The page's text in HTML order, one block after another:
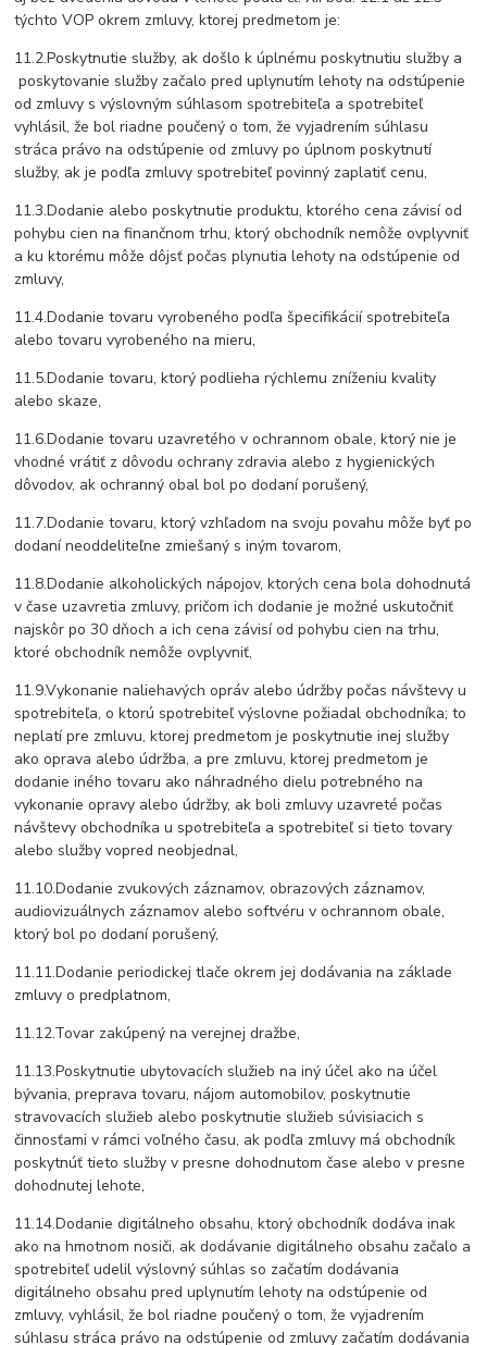
týchto VOP okrem zmluvy, ktorej predmetom je:
11.2.Poskytnutie služby, ak došlo k úplnému poskytnutiu služby a
poskytovanie služby začalo pred uplynutím lehoty na odstúpenie
od zmluvy s výslovným súhlasom spotrebiteľa a spotrebiteľ
vyhlásil, že bol riadne poučený o tom, že vyjadrením súhlasu
stráca právo na odstúpenie od zmluvy po úplnom poskytnutí
služby, ak je podľa zmluvy spotrebiteľ povinný zaplatiť cenu,
11.3.Dodanie alebo poskytnutie produktu, ktorého cena závisí od
pohybu cien na finančnom trhu, ktorý obchodník nemôže ovplyvniť
a ku ktorému môže dôjsť počas plynutia lehoty na odstúpenie od
zmluvy,
11.4.Dodanie tovaru vyrobeného podľa špecifikácií spotrebiteľa
alebo tovaru vyrobeného na mieru,
11.5.Dodanie tovaru, ktorý podlieha rýchlemu zníženiu kvality
alebo skaze,
11.6.Dodanie tovaru uzavretého v ochrannom obale, ktorý nie je
vhodné vrátiť z dôvodu ochrany zdravia alebo z hygienických
dôvodov, ak ochranný obal bol po dodaní porušený,
11.7.Dodanie tovaru, ktorý vzhľadom na svoju povahu môže byť po
dodaní neoddeliteľne zmiešaný s iným tovarom,
11.8.Dodanie alkoholických nápojov, ktorých cena bola dohodnutá
v čase uzavretia zmluvy, pričom ich dodanie je možné uskutočniť
najskôr po 30 dňoch a ich cena závisí od pohybu cien na trhu,
ktoré obchodník nemôže ovplyvniť,
11.9.Vykonanie naliehavých opráv alebo údržby počas návštevy u
spotrebiteľa, o ktorú spotrebiteľ výslovne požiadal obchodníka; to
neplatí pre zmluvu, ktorej predmetom je poskytnutie inej služby
ako oprava alebo údržba, a pre zmluvu, ktorej predmetom je
dodanie iného tovaru ako náhradného dielu potrebného na
vykonanie opravy alebo údržby, ak boli zmluvy uzavreté počas
návštevy obchodníka u spotrebiteľa a spotrebiteľ si tieto tovary
alebo služby vopred neobjednal,
11.10.Dodanie zvukových záznamov, obrazových záznamov,
audiovizuálnych záznamov alebo softvéru v ochrannom obale,
ktorý bol po dodaní porušený,
11.11.Dodanie periodickej tlače okrem jej dodávania na základe
zmluvy o predplatnom,
11.12.Tovar zakúpený na verejnej dražbe,
11.13.Poskytnutie ubytovacích služieb na iný účel ako na účel
bývania, preprava tovaru, nájom automobilov, poskytnutie
stravovacích služieb alebo poskytnutie služieb súvisiacich s
činnosťami v rámci voľného času, ak podľa zmluvy má obchodník
poskytnúť tieto služby v presne dohodnutom čase alebo v presne
dohodnutej lehote,
11.14.Dodanie digitálneho obsahu, ktorý obchodník dodáva inak
ako na hmotnom nosiči, ak dodávanie digitálneho obsahu začalo a
spotrebiteľ udelil výslovný súhlas so začatím dodávania
digitálneho obsahu pred uplynutím lehoty na odstúpenie od
zmluvy, vyhlásil, že bol riadne poučený o tom, že vyjadrením
súhlasu stráca právo na odstúpenie od zmluvy začatím dodávania